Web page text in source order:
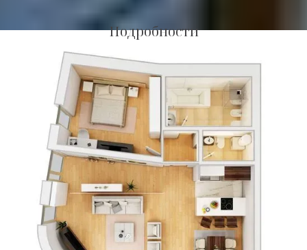
Подробности